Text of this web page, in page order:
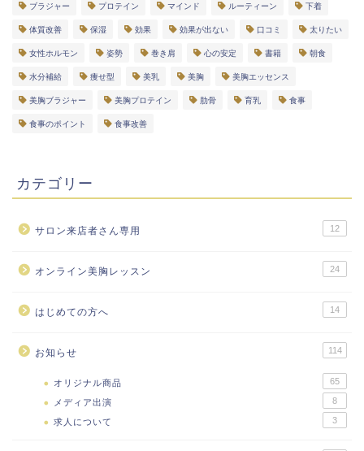
ブラジャー プロテイン マインド ルーティーン 下着
体質改善 保湿 効果 効果が出ない 口コミ 太りたい
女性ホルモン 姿勢 巻き肩 心の安定 書籍 朝食
水分補給 痩せ型 美乳 美胸 美胸エッセンス
美胸ブラジャー 美胸プロテイン 肋骨 育乳 食事
食事のポイント 食事改善
カテゴリー
サロン来店者さん専用 12
オンライン美胸レッスン 24
はじめての方へ 14
お知らせ 114
オリジナル商品 65
メディア出演 8
求人について 3